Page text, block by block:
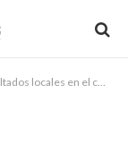
en el comienzo del circuito de natación